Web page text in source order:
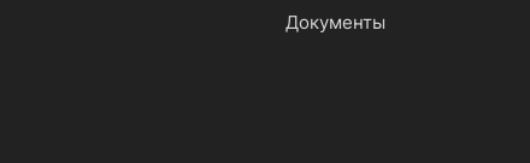
Документы